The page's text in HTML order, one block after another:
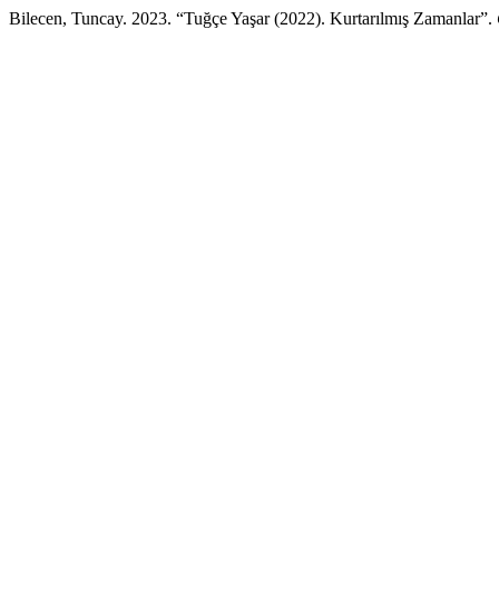
Bilecen, Tuncay. 2023. “Tuğçe Yaşar (2022). Kurtarılmış Zamanlar”.